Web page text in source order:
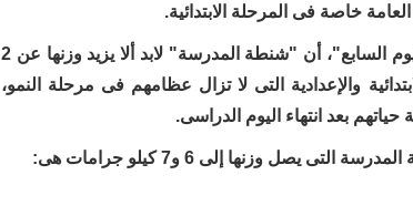
خاصة فى المرحلة الابتدائية.
وأضاف الدكتور محمد منير ريان فى تصريح خاص لـ"اليوم السابع"، أن "شنطة المدرسة" لابد ألا يزيد وزنها عن 2
والإعدادية التى لا تزال عظامهم فى مرحلة النمو،
بعد انتهاء اليوم الدراسى.
وزنها إلى 6 و7 كيلو جرامات هى: